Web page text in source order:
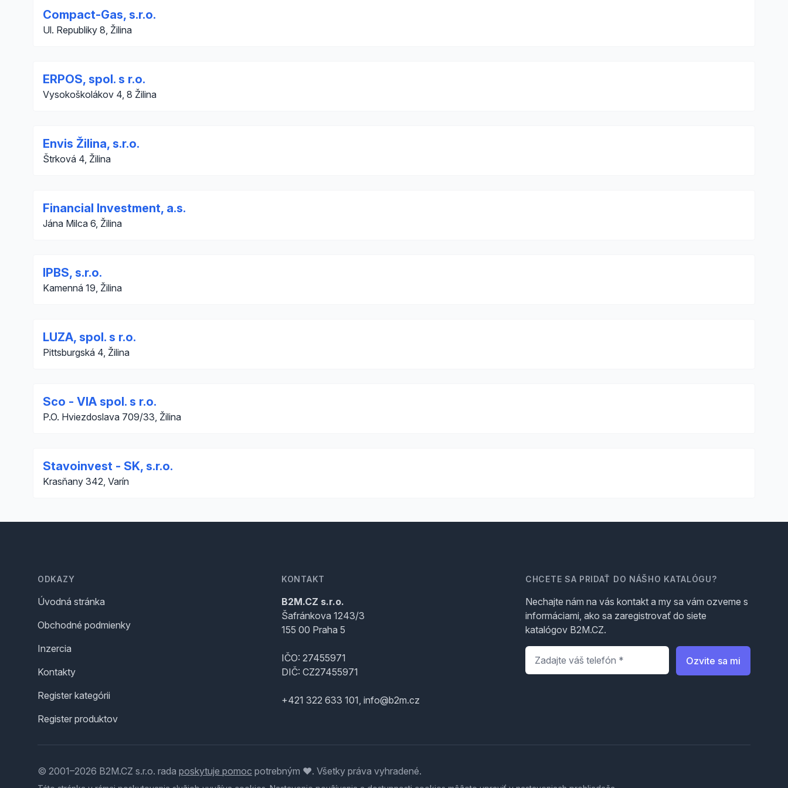
Compact-Gas, s.r.o.
Ul. Republiky 8, Žilina
ERPOS, spol. s r.o.
Vysokoškolákov 4, 8 Žilina
Envis Žilina, s.r.o.
Štrková 4, Žilina
Financial Investment, a.s.
Jána Milca 6, Žilina
IPBS, s.r.o.
Kamenná 19, Žilina
LUZA, spol. s r.o.
Pittsburgská 4, Žilina
Sco - VIA spol. s r.o.
P.O. Hviezdoslava 709/33, Žilina
Stavoinvest - SK, s.r.o.
Krasňany 342, Varín
ODKAZY
Úvodná stránka
Obchodné podmienky
Inzercia
Kontakty
Register kategórii
Register produktov
KONTAKT
B2M.CZ s.r.o.
Šafránkova 1243/3
155 00 Praha 5
IČO: 27455971
DIČ: CZ27455971
+421 322 633 101, info@b2m.cz
CHCETE SA PRIDAŤ DO NÁŠHO KATALÓGU?
Nechajte nám na vás kontakt a my sa vám ozveme s
informáciami, ako sa zaregistrovať do siete
katalógov B2M.CZ.
Telefón
Ozvite sa mi
© 2001–2026 B2M.CZ s.r.o. rada poskytuje pomoc potrebným ♥️. Všetky práva vyhradené.